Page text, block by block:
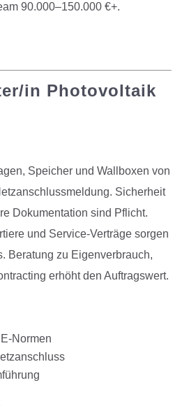
90.000–150.000 €+.
in Photovoltaik
Speicher und Wallboxen von
Sicherheit
Dokumentation sind Pflicht.
und Service-Verträge sorgen
Beratung zu Eigenverbrauch,
erhöht den Auftragswert.
Normen